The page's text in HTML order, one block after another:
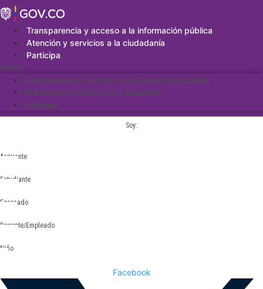
Saltar
al
contenidoTransparencia y acceso a la información pública
Atención y servicios a la ciudadanía
Participa
Menu
Transparencia y acceso a la información pública
Atención y servicios a la ciudadanía
Participa
Soy:
Aspirante
Estudiante
Egresado
Docente/Empleado
Niño
Facebook